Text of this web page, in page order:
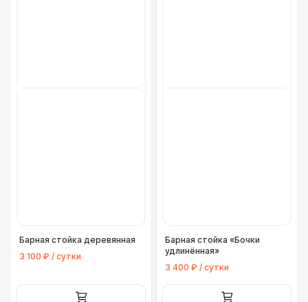
Барная стойка деревянная
3 100 ₽ / сутки
Барная стойка «Бочки
удлинённая»
3 400 ₽ / сутки